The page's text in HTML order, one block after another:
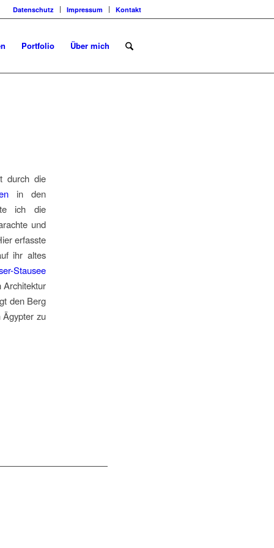
Datenschutz Impressum Kontakt
Portfolio Über mich
durch die
in den
ich die
und
erfasste
ihr altes
Stausee
Architektur
den Berg
Ägypter zu